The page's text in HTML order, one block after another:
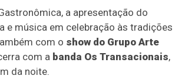
a apresentação do
e música em celebração às tradições
com o show do Grupo Arte
com a banda Os Transacionais,
da noite.